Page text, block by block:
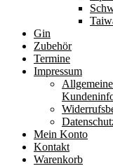
Gin
Zubehör
Termine
Impressum
Mein Konto
Kontakt
Warenkorb